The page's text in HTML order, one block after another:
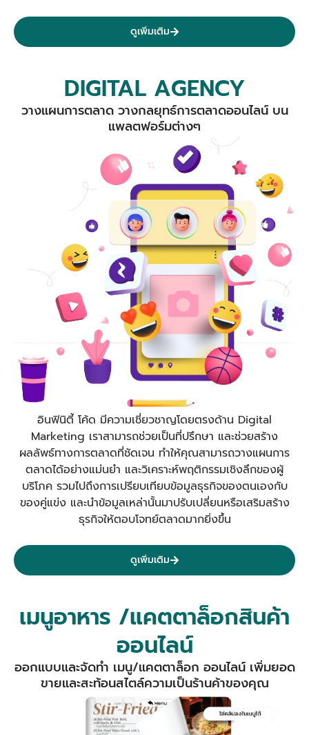
ดูเพิ่มเติม
DIGITAL AGENCY
วางแผนการตลาด วางกลยุทธ์การตลาดออนไลน์ บน
แพลตฟอร์มต่างๆ
อินฟินิตี้ โค้ด มีความเชี่ยวชาญโดยตรงด้าน Digital
Marketing เราสามารถช่วยเป็นที่ปรึกษา และช่วยสร้าง
ผลลัพธ์ทางการตลาดที่ชัดเจน ทำให้คุณสามารถวางแผนการ
ตลาดได้อย่างแม่นยำ และวิเคราะห์พฤติกรรมเชิงลึกของผู้
บริโภค รวมไปถึงการเปรียบเทียบข้อมูลธุรกิจของตนเองกับ
ของคู่แข่ง และนำข้อมูลเหล่านั้นมาปรับเปลี่ยนหรือเสริมสร้าง
ธุรกิจให้ตอบโจทย์ตลาดมากยิ่งขึ้น
ดูเพิ่มเติม
เมนูอาหาร /แคตตาล็อกสินค้า
ออนไลน์
ออกแบบและจัดทำ เมนู/แคตตาล็อก ออนไลน์ เพิ่มยอด
ขายและสะท้อนสไตล์ความเป็นร้านค้าของคุณ